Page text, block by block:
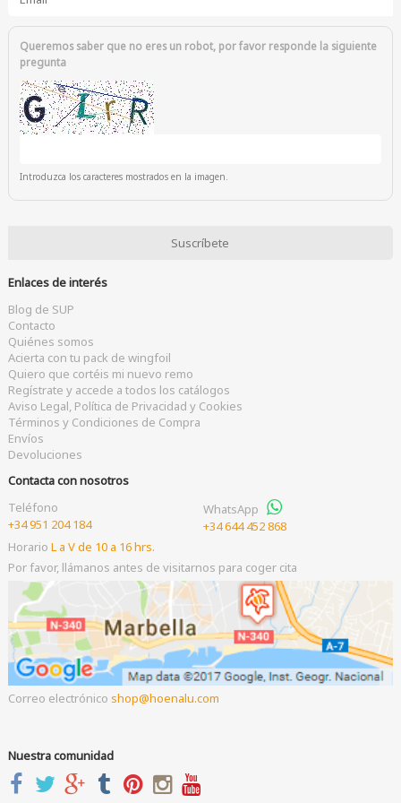
Queremos saber que no eres un robot, por favor responde la siguiente
pregunta
Introduzca los caracteres mostrados en la imagen.
Enlaces de interés
Blog de SUP
Contacto
Quiénes somos
Acierta con tu pack de wingfoil
Quiero que cortéis mi nuevo remo
Regístrate y accede a todos los catálogos
Aviso Legal, Política de Privacidad y Cookies
Términos y Condiciones de Compra
Envíos
Devoluciones
Contacta con nosotros
Teléfono
+34 951 204 184
WhatsApp
+34 644 452 868
Horario L a V de 10 a 16 hrs.
Por favor, llámanos antes de visitarnos para coger cita
Correo electrónico shop hoenalu.com
Nuestra comunidad